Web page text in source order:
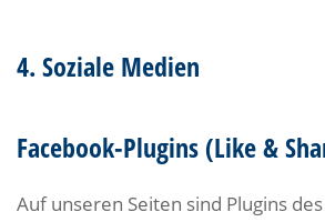
4. Soziale Medien
Facebook-Plugins (Like &
Auf unseren Seiten sind Plugins